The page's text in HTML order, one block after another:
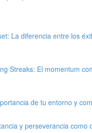
La diferencia entre los
Streaks: El momentum
de tu entorno y
y perseverancia como